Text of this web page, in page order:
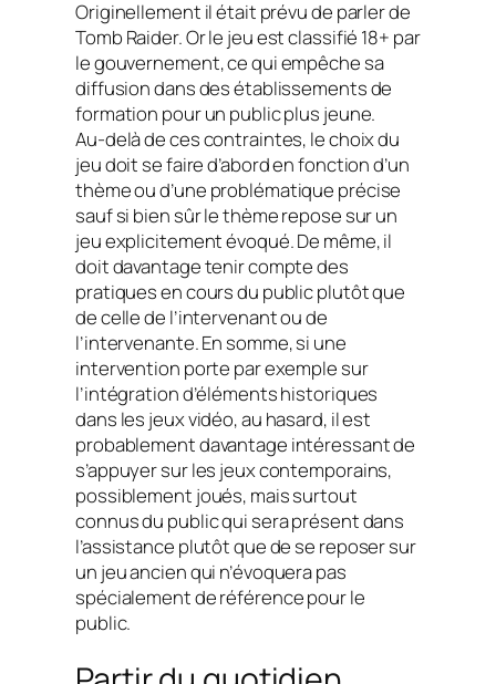
Originellement il était prévu de parler de
Tomb Raider. Or le jeu est classifié 18+ par
le gouvernement, ce qui empêche sa
diffusion dans des établissements de
formation pour un public plus jeune.
Au-delà de ces contraintes, le choix du
jeu doit se faire d’abord en fonction d’un
thème ou d’une problématique précise
sauf si bien sûr le thème repose sur un
jeu explicitement évoqué. De même, il
doit davantage tenir compte des
pratiques en cours du public plutôt que
de celle de l’intervenant ou de
l’intervenante. En somme, si une
intervention porte par exemple sur
l’intégration d’éléments historiques
dans les jeux vidéo, au hasard, il est
probablement davantage intéressant de
s’appuyer sur les jeux contemporains,
possiblement joués, mais surtout
connus du public qui sera présent dans
l’assistance plutôt que de se reposer sur
un jeu ancien qui n’évoquera pas
spécialement de référence pour le
public.